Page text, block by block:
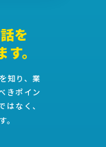
を
。
知り、業
きポイン
はなく、
。